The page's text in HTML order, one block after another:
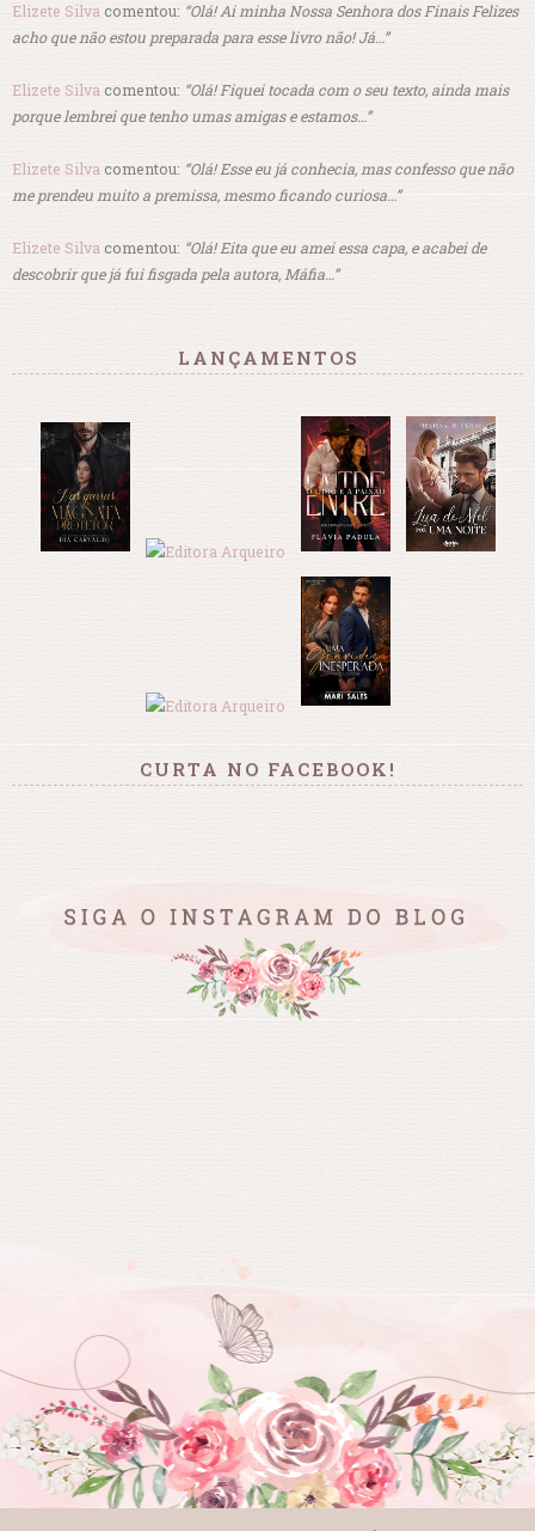
Elizete Silva comentou: “Olá! Ai minha Nossa Senhora dos Finais Felizes
acho que não estou preparada para esse livro não! Já…”
Elizete Silva comentou: “Olá! Fiquei tocada com o seu texto, ainda mais
porque lembrei que tenho umas amigas e estamos…”
Elizete Silva comentou: “Olá! Esse eu já conhecia, mas confesso que não
me prendeu muito a premissa, mesmo ficando curiosa…”
Elizete Silvacomentou: “Olá! Eita que eu amei essa capa, e acabei de
descobrir que já fui fisgada pela autora, Máfia…”
LANÇAMENTOS
CURTA NO FACEBOOK!